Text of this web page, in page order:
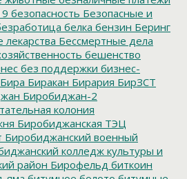
безопасность Безопасные и
белка бензин Беринг
лекарства Бессмертные дела
бешенство
без поддержки бизнес-
Бира Биракан Бирария БирЗСТ
Биробиджан-2
колония
Биробиджанская ТЭЦ
Биробиджанский военный
колледж культуры и
район Бирофельд биткоин